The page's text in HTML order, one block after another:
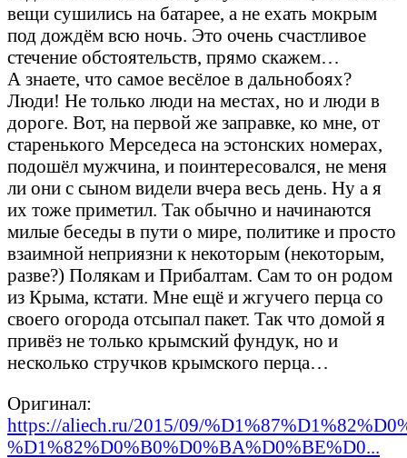
вещи сушились на батарее, а не ехать мокрым
под дождём всю ночь. Это очень счастливое
стечение обстоятельств, прямо скажем…
А знаете, что самое весёлое в дальнобоях?
Люди! Не только люди на местах, но и люди в
дороге. Вот, на первой же заправке, ко мне, от
старенького Мерседеса на эстонских номерах,
подошёл мужчина, и поинтересовался, не меня
ли они с сыном видели вчера весь день. Ну а я
их тоже приметил. Так обычно и начинаются
милые беседы в пути о мире, политике и просто
взаимной неприязни к некоторым (некоторым,
разве?) Полякам и Прибалтам. Сам то он родом
из Крыма, кстати. Мне ещё и жгучего перца со
своего огорода отсыпал пакет. Так что домой я
привёз не только крымский фундук, но и
несколько стручков крымского перца…
Оригинал:
https://aliech.ru/2015/09/
%D1%82%D0%B0%D0%BA%D0%BE%D0...